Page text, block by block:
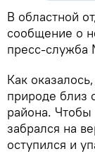
В областной
сообщение о
пресс-
Как
природе близ
района.
забрался на
оступился и